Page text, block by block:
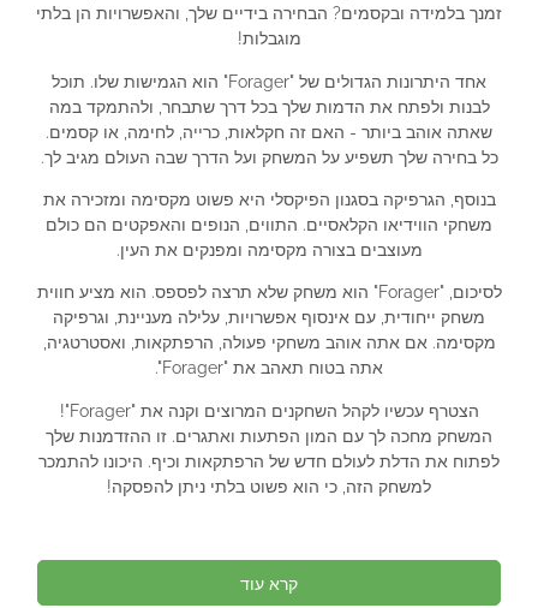
זמנך בלמידה ובקסמים? הבחירה בידיים שלך, והאפשרויות הן בלתי
מוגבלות!
אחד היתרונות הגדולים של "Forager" הוא הגמישות שלו. תוכל
לבנות ולפתח את הדמות שלך בכל דרך שתבחר, ולהתמקד במה
שאתה אוהב ביותר - האם זה חקלאות, כרייה, לחימה, או קסמים.
כל בחירה שלך תשפיע על המשחק ועל הדרך שבה העולם מגיב לך.
בנוסף, הגרפיקה בסגנון הפיקסלי היא פשוט מקסימה ומזכירה את
משחקי הווידיאו הקלאסיים. התווים, הנופים והאפקטים הם כולם
מעוצבים בצורה מקסימה ומפנקים את העין.
לסיכום, "Forager" הוא משחק שלא תרצה לפספס. הוא מציע חווית
משחק ייחודית, עם אינסוף אפשרויות, עלילה מעניינת, וגרפיקה
מקסימה. אם אתה אוהב משחקי פעולה, הרפתקאות, ואסטרטגיה,
אתה בטוח תאהב את "Forager".
הצטרף עכשיו לקהל השחקנים המרוצים וקנה את "Forager"!
המשחק מחכה לך עם המון הפתעות ואתגרים. זו ההזדמנות שלך
לפתוח את הדלת לעולם חדש של הרפתקאות וכיף. היכונו להתמכר
למשחק הזה, כי הוא פשוט בלתי ניתן להפסקה!
קרא עוד